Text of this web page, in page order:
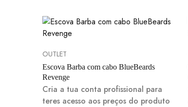
OUTLET
Escova Barba com cabo BlueBeards
Revenge
Cria a tua conta profissional para
teres acesso aos preços do produto